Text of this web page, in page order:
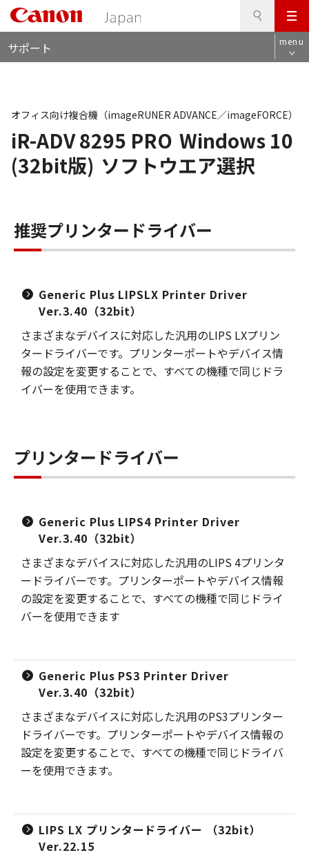
メ
ニ
ュ
サポート menu
iR-ADV 8295 PRO Windows 10
(32bit版) ソフトウエア選択
オフィス向け複合機（imageRUNER ADVANCE／imageFORCE）
推奨プリンタードライバー
Generic Plus LIPSLX Printer Driver
Ver.3.40（32bit）
さまざまなデバイスに対応した汎用のLIPS LXプリン
タードライバーです。プリンターポートやデバイス情
報の設定を変更することで、すべての機種で同じドラ
イバーを使用できます。
プリンタードライバー
Generic Plus LIPS4 Printer Driver
Ver.3.40（32bit）
さまざまなデバイスに対応した汎用のLIPS 4プリンタ
ードライバーです。プリンターポートやデバイス情報
の設定を変更することで、すべての機種で同じドライ
バーを使用できます
Generic Plus PS3 Printer Driver
Ver.3.40（32bit）
さまざまなデバイスに対応した汎用のPS3プリンター
ドライバーです。プリンターポートやデバイス情報の
設定を変更することで、すべての機種で同じドライバ
ーを使用できます。
LIPS LX プリンタードライバー （32bit）
Ver.22.15